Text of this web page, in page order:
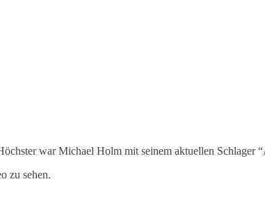
war Michael Holm mit seinem aktuellen
zu sehen.